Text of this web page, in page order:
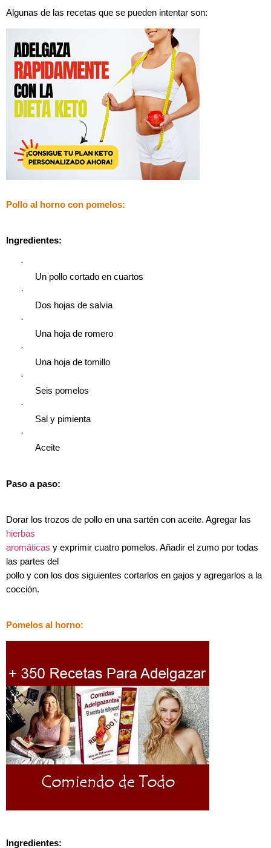
Algunas de las recetas que se pueden intentar son:
Pollo al horno con pomelos:
Ingredientes:
·
Un pollo cortado en cuartos
·
Dos hojas de salvia
·
Una hoja de romero
·
Una hoja de tomillo
·
Seis pomelos
·
Sal y pimienta
·
Aceite
Paso a paso:
Dorar los trozos de pollo en una sartén con aceite. Agregar las
hierbas
aromáticas y exprimir cuatro pomelos. Añadir el zumo por todas
las partes del
pollo y con los dos siguientes cortarlos en gajos y agregarlos a la
cocción.
Pomelos al horno:
Ingredientes: